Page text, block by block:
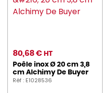
80,68 € HT
Poêle inox Ø 20 cm 3,8
cm Alchimy De Buyer
Réf : E1028536